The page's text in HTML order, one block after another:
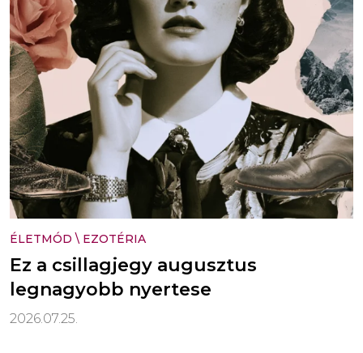
ÉLETMÓD \ EZOTÉRIA
Ez a csillagjegy augusztus
legnagyobb nyertese
2026.07.25.